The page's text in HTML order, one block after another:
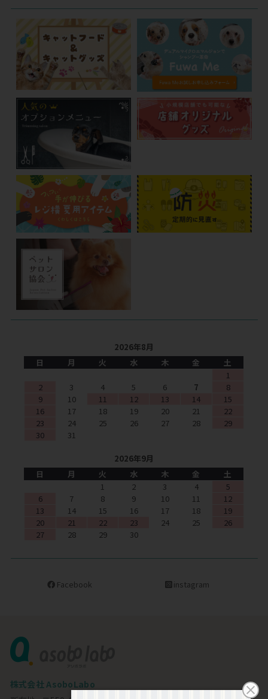
2026年8月
日
月 火 水 木 金
土
1
2
3 4 5 6 7
8
9
10 11 12 13 14
15
16
17 18 19 20 21
22
23
24 25 26 27 28
29
30
31
2026年9月
日
月 火 水 木 金
土
1
2 3 4
5
6
7 8 9 10 11
12
13
14 15 16 17 18
19
20
21 22 23 24 25
26
27
28 29 30
Facebook instagram
株式会社 AsoboLabo